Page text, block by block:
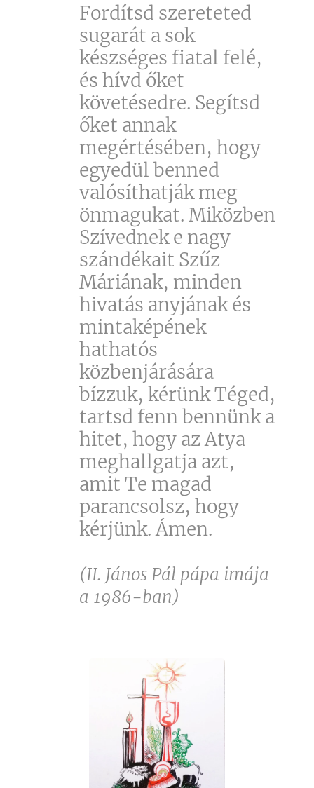
Fordítsd szereteted
sugarát a sok
készséges fiatal felé,
és hívd őket
követésedre. Segítsd
őket annak
megértésében, hogy
egyedül benned
valósíthatják meg
önmagukat. Miközben
Szívednek e nagy
szándékait Szűz
Máriának, minden
hivatás anyjának és
mintaképének
hathatós
közbenjárására
bízzuk, kérünk Téged,
tartsd fenn bennünk a
hitet, hogy az Atya
meghallgatja azt,
amit Te magad
parancsolsz, hogy
kérjünk. Ámen.
(II. János Pál pápa imája
a 1986-ban)